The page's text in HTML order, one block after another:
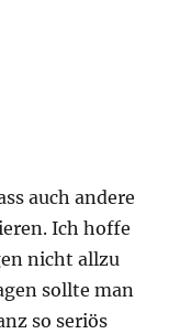
auch andere
Ich hoffe
nicht allzu
sollte man
so seriös